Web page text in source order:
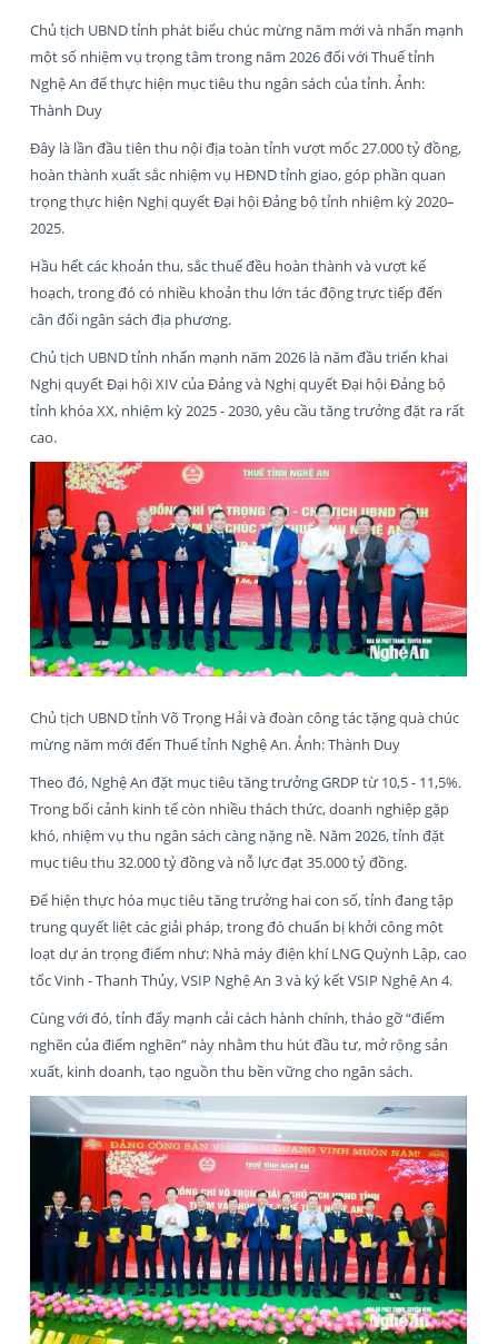
Chủ tịch UBND tỉnh phát biểu chúc mừng năm mới và nhấn mạnh
một số nhiệm vụ trọng tâm trong năm 2026 đối với Thuế tỉnh
Nghệ An để thực hiện mục tiêu thu ngân sách của tỉnh. Ảnh:
Thành Duy
Đây là lần đầu tiên thu nội địa toàn tỉnh vượt mốc 27.000 tỷ đồng,
hoàn thành xuất sắc nhiệm vụ HĐND tỉnh giao, góp phần quan
trọng thực hiện Nghị quyết Đại hội Đảng bộ tỉnh nhiệm kỳ 2020–
2025.
Hầu hết các khoản thu, sắc thuế đều hoàn thành và vượt kế
hoạch, trong đó có nhiều khoản thu lớn tác động trực tiếp đến
cân đối ngân sách địa phương.
Chủ tịch UBND tỉnh nhấn mạnh năm 2026 là năm đầu triển khai
Nghị quyết Đại hội XIV của Đảng và Nghị quyết Đại hội Đảng bộ
tỉnh khóa XX, nhiệm kỳ 2025 - 2030, yêu cầu tăng trưởng đặt ra rất
cao.
Chủ tịch UBND tỉnh Võ Trọng Hải và đoàn công tác tặng quà chúc
mừng năm mới đến Thuế tỉnh Nghệ An. Ảnh: Thành Duy
Theo đó, Nghệ An đặt mục tiêu tăng trưởng GRDP từ 10,5 - 11,5%.
Trong bối cảnh kinh tế còn nhiều thách thức, doanh nghiệp gặp
khó, nhiệm vụ thu ngân sách càng nặng nề. Năm 2026, tỉnh đặt
mục tiêu thu 32.000 tỷ đồng và nỗ lực đạt 35.000 tỷ đồng.
Để hiện thực hóa mục tiêu tăng trưởng hai con số, tỉnh đang tập
trung quyết liệt các giải pháp, trong đó chuẩn bị khởi công một
loạt dự án trọng điểm như: Nhà máy điện khí LNG Quỳnh Lập, cao
tốc Vinh - Thanh Thủy, VSIP Nghệ An 3 và ký kết VSIP Nghệ An 4.
Cùng với đó, tỉnh đẩy mạnh cải cách hành chính, tháo gỡ “điểm
nghẽn của điểm nghẽn” này nhằm thu hút đầu tư, mở rộng sản
xuất, kinh doanh, tạo nguồn thu bền vững cho ngân sách.